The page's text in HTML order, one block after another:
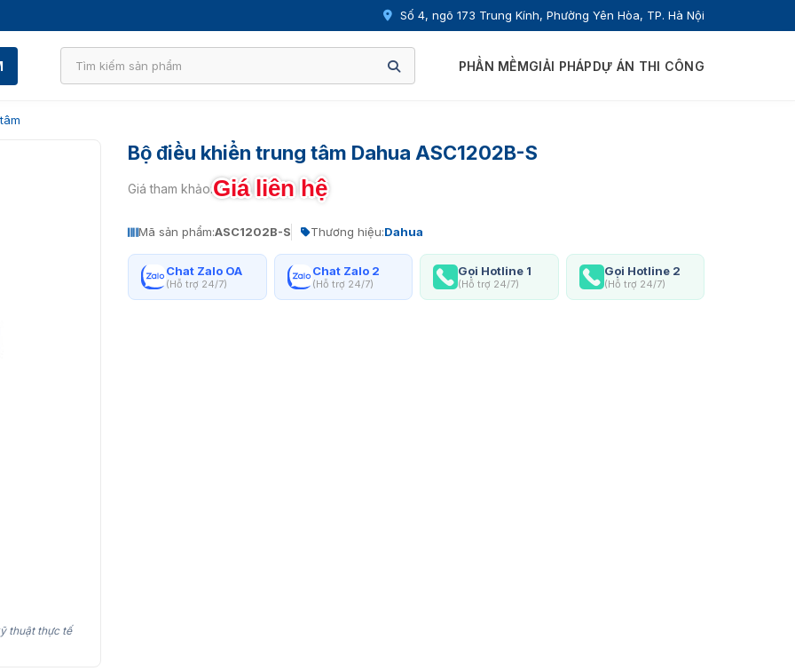
Số 4, ngõ 173 Trung Kính, Phường Yên Hòa, TP. Hà Nội
PHẦN MỀMGIẢI PHÁPDỰ ÁN THI CÔNG
thuật thực tế
Bộ điều khiển trung tâm Dahua ASC1202B-S
Giá tham khảo:Giá liên hệ
Mã sản phẩm:ASC1202B-S Thương hiệu:Dahua
Chat Zalo OA
(Hỗ trợ 24/7)
Chat Zalo 2
(Hỗ trợ 24/7)
Gọi Hotline 1
(Hỗ trợ 24/7)
Gọi Hotline 2
(Hỗ trợ 24/7)